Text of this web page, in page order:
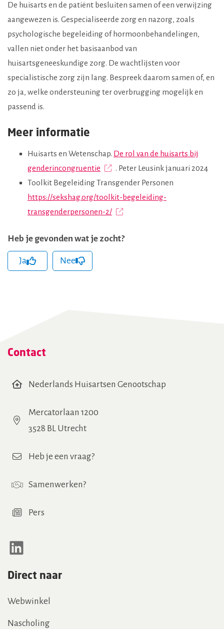
De huisarts en de patiënt besluiten samen of een verwijzing
aangewezen is. Gespecialiseerde zorg en nazorg, zoals
psychologische begeleiding of hormoonbehandelingen,
vallen niet onder het basisaanbod van
huisartsgeneeskundige zorg. De wachtlijsten voor
specialistische zorg zijn lang. Bespreek daarom samen of, en
zo ja, welke ondersteuning ter overbrugging mogelijk en
passend is.
Meer informatie
Huisarts en Wetenschap. De rol van de huisarts bij
genderincongruentie
. Peter Leusink januari 2024
Toolkit Begeleiding Transgender Personen
https://sekshag.org/toolkit-begeleiding-
transgenderpersonen-2/
Heb je gevonden wat je zocht?
Ja Nee
Contact
Nederlands Huisartsen Genootschap
Mercatorlaan 1200
3528 BL Utrecht
Heb je een vraag?
Samenwerken?
Pers
LinkedIn
Direct naar
Webwinkel
Nascholing